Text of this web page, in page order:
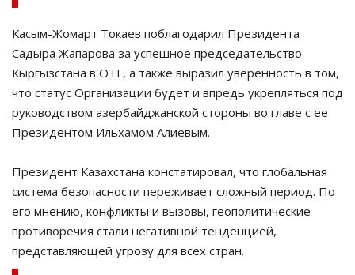
Касым-Жомарт Токаев поблагодарил Президента
Садыра Жапарова за успешное председательство
Кыргызстана в ОТГ, а также выразил уверенность в том,
что статус Организации будет и впредь укрепляться под
руководством азербайджанской стороны во главе с ее
Президентом Ильхамом Алиевым.
Президент Казахстана констатировал, что глобальная
система безопасности переживает сложный период. По
его мнению, конфликты и вызовы, геополитические
противоречия стали негативной тенденцией,
представляющей угрозу для всех стран.